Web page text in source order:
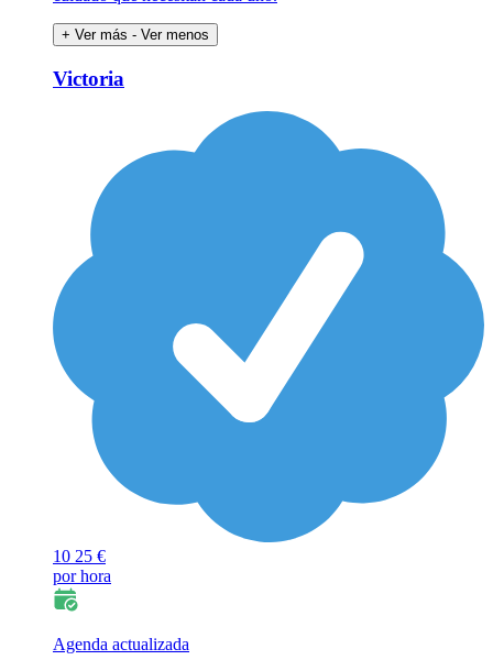
+ Ver más - Ver menos
Victoria
10 25 €
por hora
Agenda actualizada